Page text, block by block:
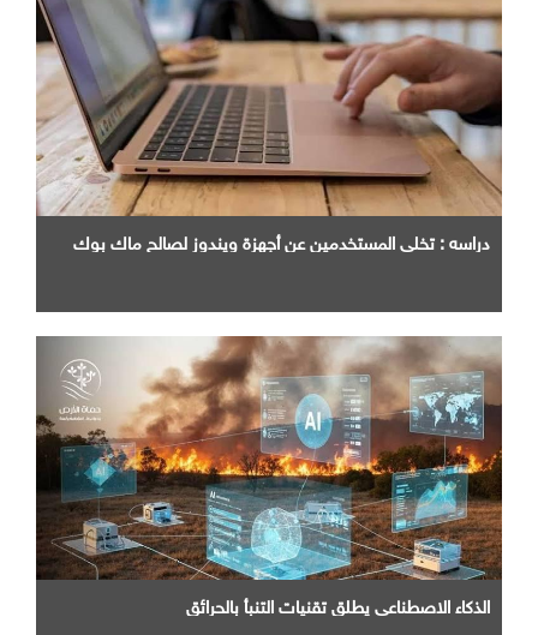
دراسه : تخلي المستخدمين عن أجهزة ويندوز لصالح ماك بوك
الذكاء الاصطناعي يطلق تقنيات التنبأ بالحرائق